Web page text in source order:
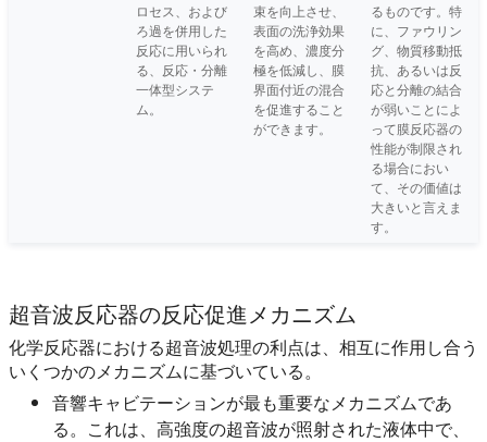
ロセス、および
ろ過を併用した
反応に用いられ
る、反応・分離
一体型システ
ム。
束を向上させ、
表面の洗浄効果
を高め、濃度分
極を低減し、膜
界面付近の混合
を促進すること
ができます。
るものです。特
に、ファウリン
グ、物質移動抵
抗、あるいは反
応と分離の結合
が弱いことによ
って膜反応器の
性能が制限され
る場合におい
て、その価値は
大きいと言えま
す。
超音波反応器の反応促進メカニズム
化学反応器における超音波処理の利点は、相互に作用し合う
いくつかのメカニズムに基づいている。
音響キャビテーションが最も重要なメカニズムであ
る。これは、高強度の超音波が照射された液体中で、